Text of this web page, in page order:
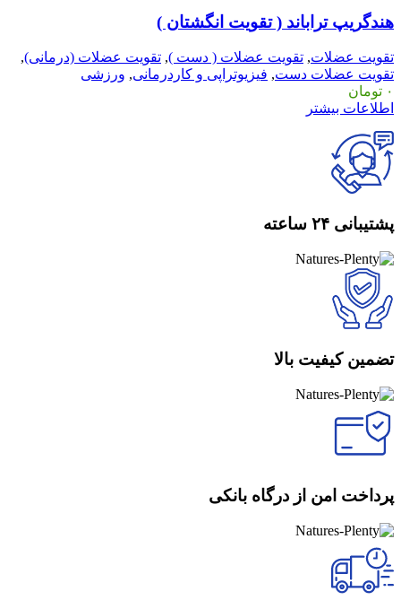
هندگریپ تراباند ( تقویت انگشتان )
تقویت عضلات, تقویت عضلات ( دست ), تقویت عضلات (درمانی),
تقویت عضلات دست, فیزیوتراپی و کاردرمانی, ورزشی
۰ تومان
اطلاعات بیشتر
پشتیبانی ۲۴ ساعته
تضمین کیفیت بالا
پرداخت امن از درگاه بانکی